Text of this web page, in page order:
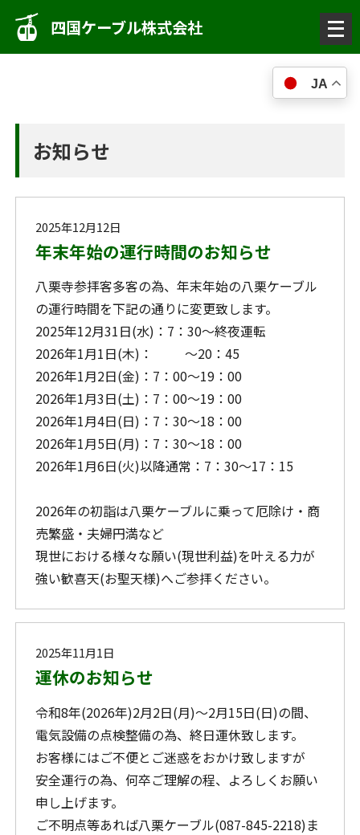
メ
ニ
ュ
ー
四国ケーブル株式会社
JA
お知らせ
2025年12月12日
年末年始の運行時間のお知らせ
八栗寺参拝客多客の為、年末年始の八栗ケーブル
の運行時間を下記の通りに変更致します。
2025年12月31日(水)：7：30～終夜運転
2026年1月1日(木)： ～20：45
2026年1月2日(金)：7：00～19：00
2026年1月3日(土)：7：00～19：00
2026年1月4日(日)：7：30～18：00
2026年1月5日(月)：7：30～18：00
2026年1月6日(火)以降通常：7：30～17：15
2026年の初詣は八栗ケーブルに乗って厄除け・商
売繁盛・夫婦円満など
現世における様々な願い(現世利益)を叶える力が
強い歓喜天(お聖天様)へご参拝ください。
2025年11月1日
運休のお知らせ
令和8年(2026年)2月2日(月)～2月15日(日)の間、
電気設備の点検整備の為、終日運休致します。
お客様にはご不便とご迷惑をおかけ致しますが
安全運行の為、何卒ご理解の程、よろしくお願い
申し上げます。
ご不明点等あれば八栗ケーブル(087-845-2218)ま